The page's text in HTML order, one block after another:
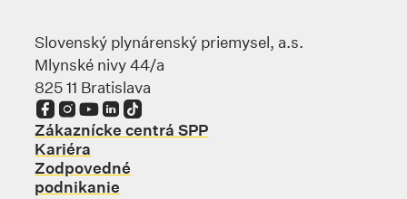
Slovenský plynárenský priemysel, a.s.
Mlynské nivy 44/a
825 11 Bratislava
Odkaz sa otvorí na novej karte
Odkaz sa otvorí na novej karte
Odkaz sa otvorí na novej karte
Odkaz sa otvorí na novej karte
Odkaz sa otvorí na novej karte
Zákaznícke centrá SPP
Kariéra
Zodpovedné
podnikanie